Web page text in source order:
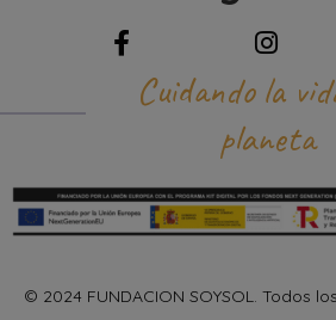
Cuidando la
planeta
© 2024 FUNDACION SOYSOL. Todos